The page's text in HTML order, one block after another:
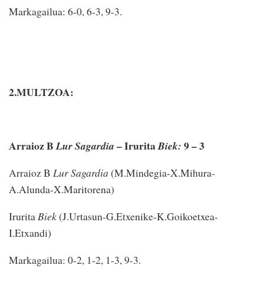
Markagailua: 6-0, 6-3, 9-3.
2.MULTZOA:
Arraioz BLur Sagardia – IruritaBiek: 9 – 3
Arraioz B Lur Sagardia (M.Mindegia-X.Mihura-
A.Alunda-X.Maritorena)
IruritaBiek(J.Urtasun-G.Etxenike-K.Goikoetxea-
I.Etxandi)
Markagailua: 0-2, 1-2, 1-3, 9-3.